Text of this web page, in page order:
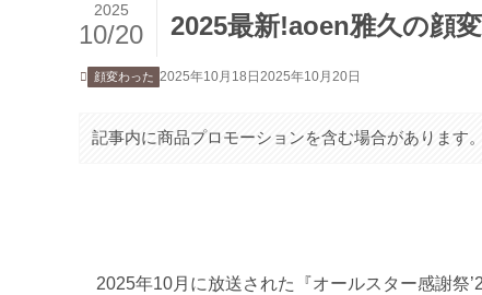
2025最新!aoen雅久の顔
2025
10/20
顔変わった 2025年10月18日 2025年10月20日
記事内に商品プロモーションを含む場合があります。
2025年10月に放送された『オールスター感謝祭